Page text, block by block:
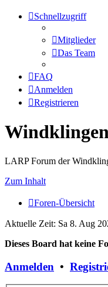
Schnellzugriff
Mitglieder
Das Team
FAQ
Anmelden
Registrieren
LARP Forum der
Zum Inhalt
Foren-Übersicht
Aktuelle Zeit: Sa 8. Aug
Dieses Board hat keine
Anmelden •